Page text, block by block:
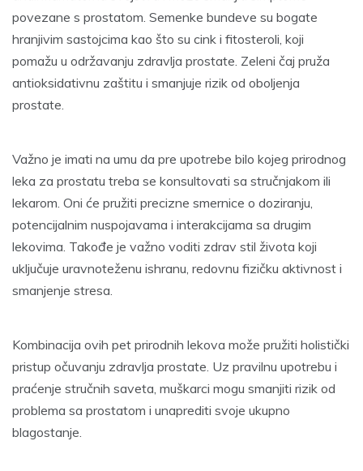
povezane s prostatom. Semenke bundeve su bogate
hranjivim sastojcima kao što su cink i fitosteroli, koji
pomažu u održavanju zdravlja prostate. Zeleni čaj pruža
antioksidativnu zaštitu i smanjuje rizik od oboljenja
prostate.
Važno je imati na umu da pre upotrebe bilo kojeg prirodnog
leka za prostatu treba se konsultovati sa stručnjakom ili
lekarom. Oni će pružiti precizne smernice o doziranju,
potencijalnim nuspojavama i interakcijama sa drugim
lekovima. Takođe je važno voditi zdrav stil života koji
uključuje uravnoteženu ishranu, redovnu fizičku aktivnost i
smanjenje stresa.
Kombinacija ovih pet prirodnih lekova može pružiti holistički
pristup očuvanju zdravlja prostate. Uz pravilnu upotrebu i
praćenje stručnih saveta, muškarci mogu smanjiti rizik od
problema sa prostatom i unaprediti svoje ukupno
blagostanje.